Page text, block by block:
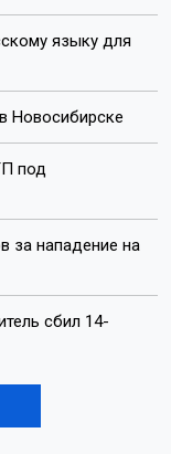
языку для
Новосибирске
под
за нападение на
сбил 14-